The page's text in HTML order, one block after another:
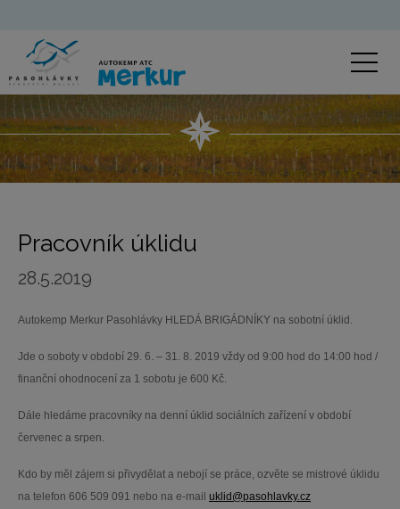
Pracovník úklidu
28.5.2019
Autokemp Merkur Pasohlávky HLEDÁ BRIGÁDNÍKY na sobotní úklid.
Jde o soboty v období 29. 6. – 31. 8. 2019 vždy od 9:00 hod do 14:00 hod /
finanční ohodnocení za 1 sobotu je 600 Kč.
Dále hledáme pracovníky na denní úklid sociálních zařízení v období
červenec a srpen.
Kdo by měl zájem si přivydělat a nebojí se práce, ozvěte se mistrové úklidu
na telefon 606 509 091 nebo na e-mail uklid@pasohlavky.cz